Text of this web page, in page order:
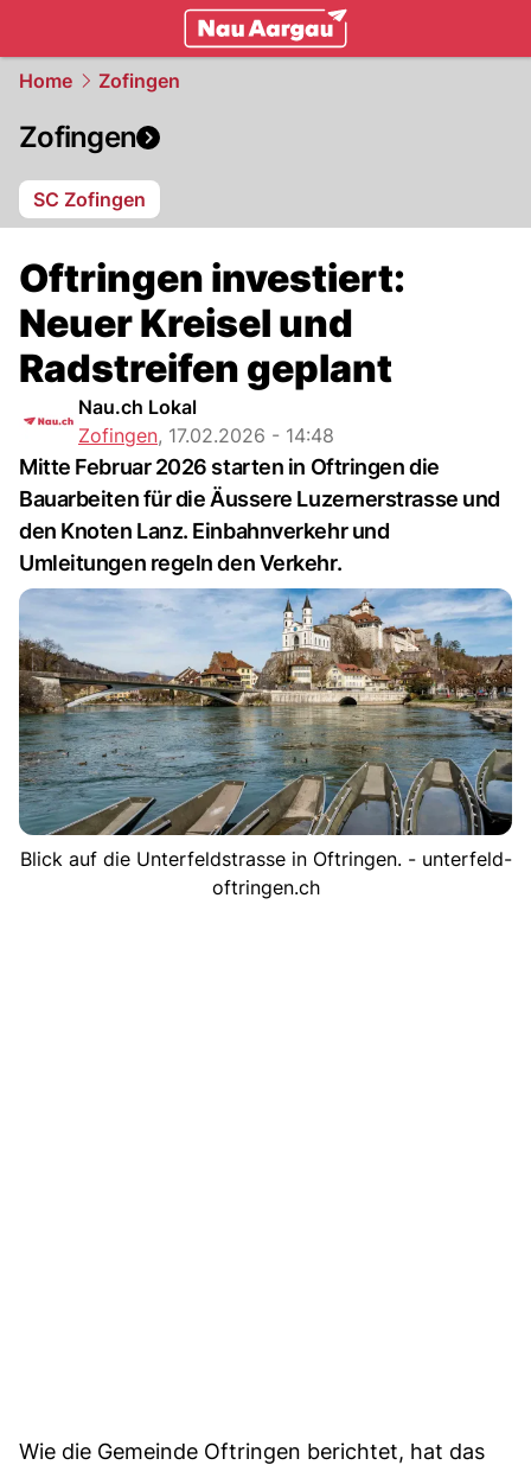
mittelland.
Home Zofingen
Zofingen
SC Zofingen
Oftringen investiert:
Neuer Kreisel und
Radstreifen geplant
Nau.ch Lokal
Zofingen, 17.02.2026 - 14:48
Mitte Februar 2026 starten in Oftringen die
Bauarbeiten für die Äussere Luzernerstrasse und
den Knoten Lanz. Einbahnverkehr und
Umleitungen regeln den Verkehr.
Blick auf die Unterfeldstrasse in Oftringen. - unterfeld-
oftringen.ch
Wie die Gemeinde Oftringen berichtet, hat das